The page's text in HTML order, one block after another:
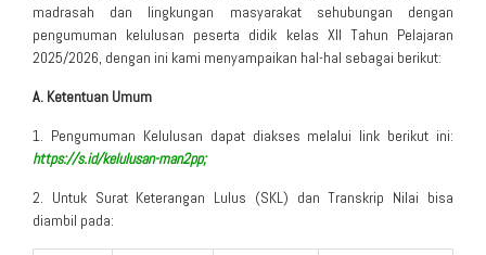
madrasah dan lingkungan masyarakat sehubungan dengan
pengumuman kelulusan peserta didik kelas XII Tahun Pelajaran
2025/2026, dengan ini kami menyampaikan hal-hal sebagai berikut:
A. Ketentuan Umum
1. Pengumuman Kelulusan dapat diakses melalui link berikut ini:
https://s.id/kelulusan-man2pp;
2. Untuk Surat Keterangan Lulus (SKL) dan Transkrip Nilai bisa
diambil pada: